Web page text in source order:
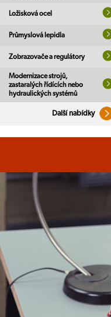
Ložisková ocel
Průmyslová lepidla
Zobrazovače a regulátory
Modernizace strojů,
zastaralých řídících nebo
hydraulických systémů
Další nabídky